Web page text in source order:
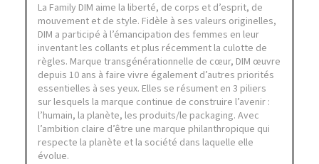
La Family DIM aime la liberté, de corps et d’esprit, de
mouvement et de style. Fidèle à ses valeurs originelles,
DIM a participé à l’émancipation des femmes en leur
inventant les collants et plus récemment la culotte de
règles. Marque transgénérationnelle de cœur, DIM œuvre
depuis 10 ans à faire vivre également d’autres priorités
essentielles à ses yeux. Elles se résument en 3 piliers
sur lesquels la marque continue de construire l’avenir :
l’humain, la planète, les produits/le packaging. Avec
l’ambition claire d’être une marque philanthropique qui
respecte la planète et la société dans laquelle elle
évolue.